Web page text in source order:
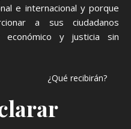
e internacional y porque
a sus ciudadanos
económico y justicia sin
¿Qué recibirán?